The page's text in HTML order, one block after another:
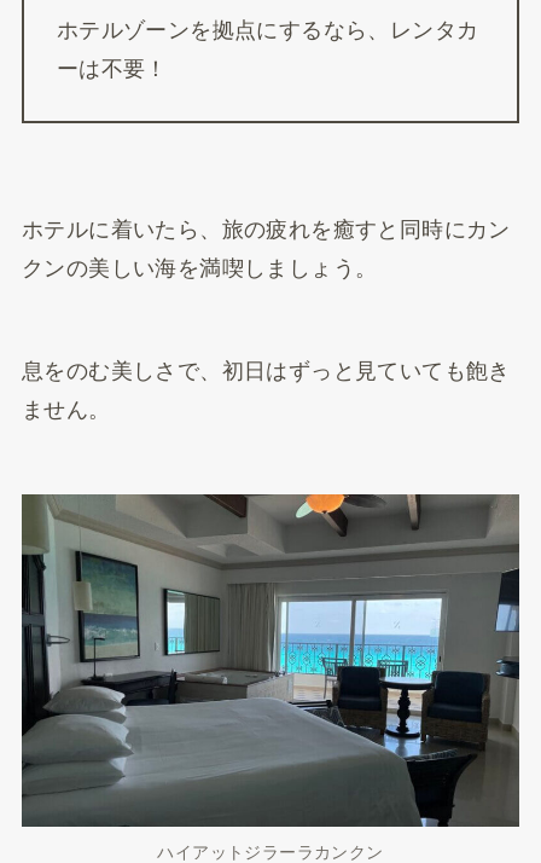
ホテルゾーンを拠点にするなら、レンタカ
ーは不要！
ホテルに着いたら、旅の疲れを癒すと同時にカン
クンの美しい海を満喫しましょう。
息をのむ美しさで、初日はずっと見ていても飽き
ません。
ハイアットジラーラカンクン